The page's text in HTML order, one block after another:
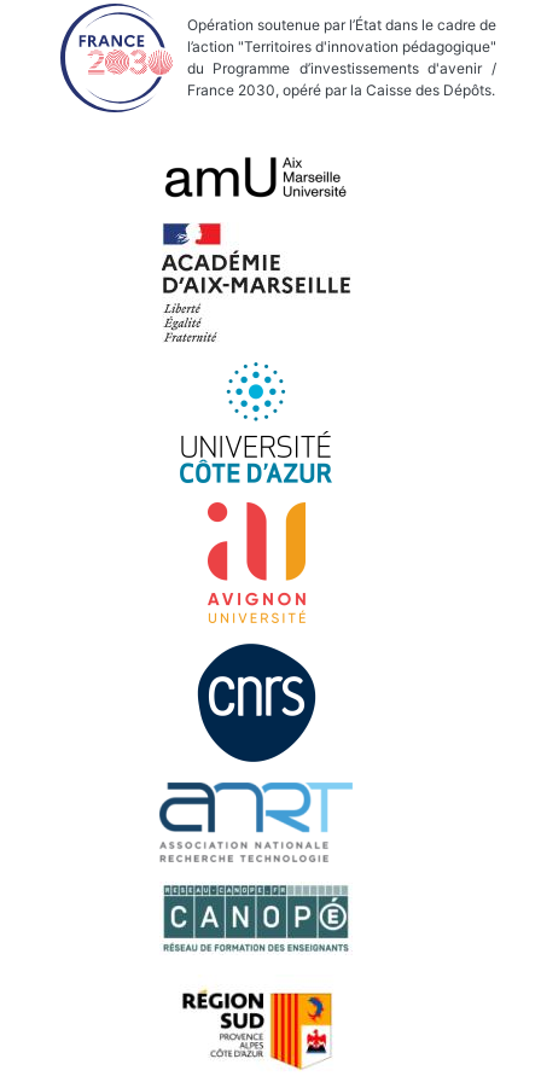
Opération soutenue par l’État dans le cadre de
l’action "Territoires d'innovation pédagogique"
du Programme d’investissements d'avenir /
France 2030, opéré par la Caisse des Dépôts.